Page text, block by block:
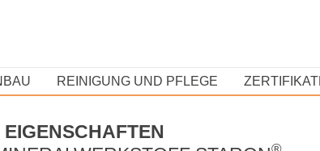
REINIGUNG UND PFLEGE